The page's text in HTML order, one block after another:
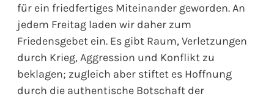
für ein friedfertiges Miteinander geworden. An
jedem Freitag laden wir daher zum
Friedensgebet ein. Es gibt Raum, Verletzungen
durch Krieg, Aggression und Konflikt zu
beklagen; zugleich aber stiftet es Hoffnung
durch die authentische Botschaft der